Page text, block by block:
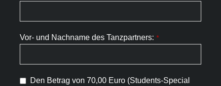
Vor- und Nachname des Tanzpartners: *
Den Betrag von 70,00 Euro (Students-Special